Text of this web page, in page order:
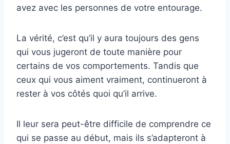
avez avec les personnes de votre entourage.
La vérité, c’est qu’il y aura toujours des gens
qui vous jugeront de toute manière pour
certains de vos comportements. Tandis que
ceux qui vous aiment vraiment, continueront à
rester à vos côtés quoi qu’il arrive.
Il leur sera peut-être difficile de comprendre ce
qui se passe au début, mais ils s’adapteront à